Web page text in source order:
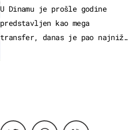
U Dinamu je prošle godine
predstavljen kao mega
transfer, danas je pao najniže